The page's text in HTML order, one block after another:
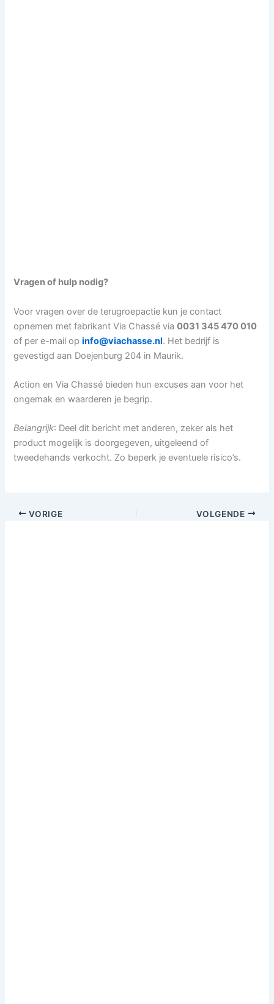
Vragen of hulp nodig?
Voor vragen over de terugroepactie kun je contact
opnemen met fabrikant Via Chassé via0031 345 470 010
of per e-mail opinfo@viachasse.nl. Het bedrijf is
gevestigd aan Doejenburg 204 in Maurik.
Action en Via Chassé bieden hun excuses aan voor het
ongemak en waarderen je begrip.
Belangrijk: Deel dit bericht met anderen, zeker als het
product mogelijk is doorgegeven, uitgeleend of
tweedehands verkocht. Zo beperk je eventuele risico’s.
VORIGE VOLGENDE